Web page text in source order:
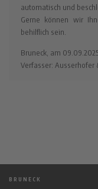
automatisch und
Gerne können wir
behilflich sein.
Bruneck, am
Verfasser: Ausserhofer
BRUNECK